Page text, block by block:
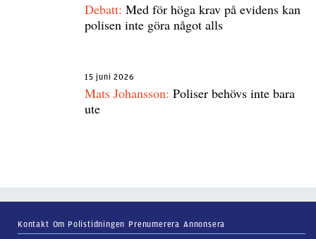
Debatt: Med för höga krav på evidens kan
polisen inte göra något alls
15 juni 2026
Mats Johansson: Poliser behövs inte bara
ute
Kontakt Om Polistidningen Prenumerera Annonsera